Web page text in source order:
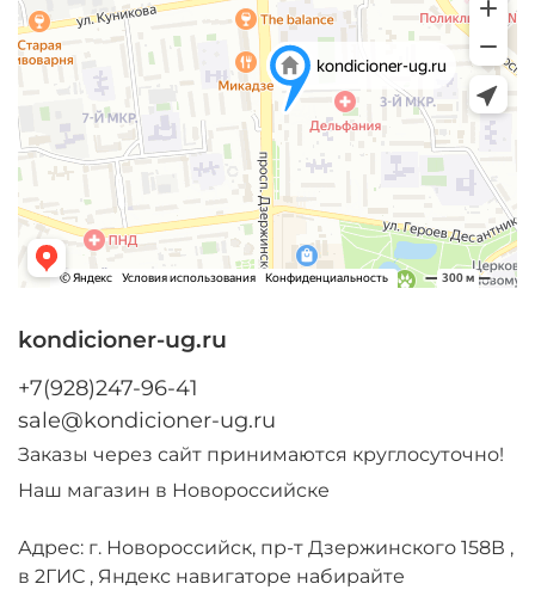
kondicioner-ug.ru
+7(928)247-96-41
sale@kondicioner-ug.ru
Заказы через сайт принимаются круглосуточно!
Наш магазин в Новороссийске
Адрес: г. Новороссийск, пр-т Дзержинского 158В ,
в 2ГИС , Яндекс навигаторе набирайте